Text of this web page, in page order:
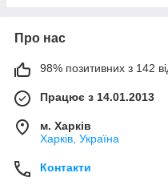
Про нас
98% позитивних з 142
Працює з 14.01.2013
м. Харків
Харків, Україна
Контакти